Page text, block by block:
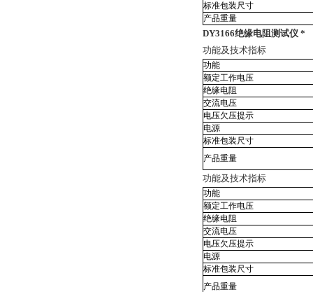
标准包装尺寸
产品重量
DY3166绝缘电阻测试仪 *
功能及技术指标
功能
额定工作电压
绝缘电阻
交流电压
电压欠压提示
电源
标准包装尺寸
产品重量
功能及技术指标
功能
额定工作电压
绝缘电阻
交流电压
电压欠压提示
电源
标准包装尺寸
产品重量